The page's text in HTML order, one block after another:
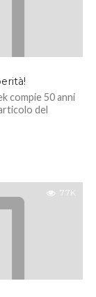
compie 50 anni
del
7.7K